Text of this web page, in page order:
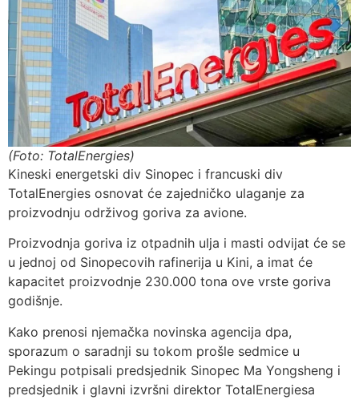
(Foto: TotalEnergies)
Kineski energetski div Sinopec i francuski div
TotalEnergies osnovat će zajedničko ulaganje za
proizvodnju održivog goriva za avione.
Proizvodnja goriva iz otpadnih ulja i masti odvijat će se
u jednoj od Sinopecovih rafinerija u Kini, a imat će
kapacitet proizvodnje 230.000 tona ove vrste goriva
godišnje.
Kako prenosi njemačka novinska agencija dpa,
sporazum o saradnji su tokom prošle sedmice u
Pekingu potpisali predsjednik Sinopec Ma Yongsheng i
predsjednik i glavni izvršni direktor TotalEnergiesa